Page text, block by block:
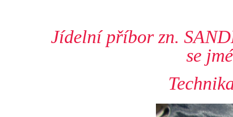
Jídelní příbor zn.
se